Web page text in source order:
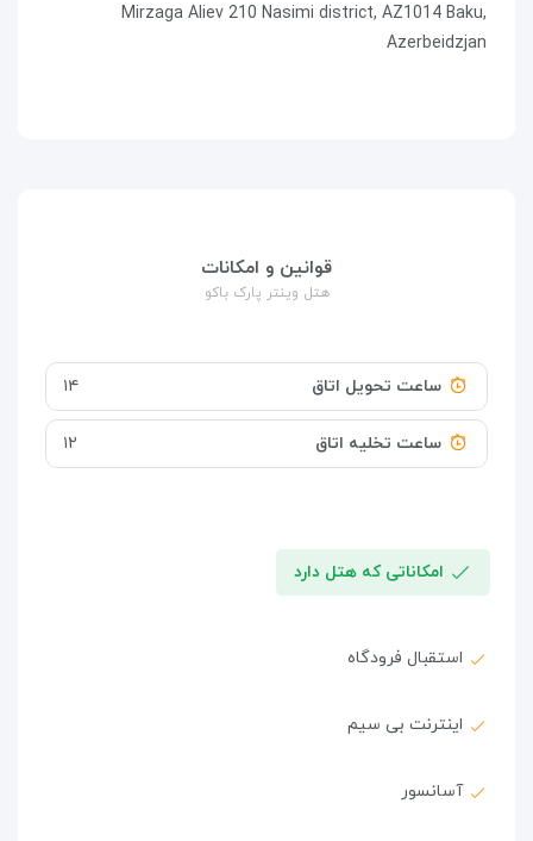
Mirzaga Aliev 210 Nasimi district, AZ1014 Baku,
Azerbeidzjan
قوانین و امکانات
هتل وینتر پارک باکو
ساعت تحویل اتاق ۱۴
ساعت تخلیه اتاق ۱۲
امکاناتی که هتل دارد
استقبال فرودگاه
اینترنت بی سیم
آسانسور